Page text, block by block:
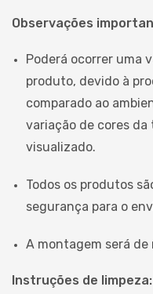
Observações
Poderá ocorrer uma
produto, devido à
comparado ao
variação de cores
visualizado.
Todos os produtos
segurança para o
A montagem será de
Instruções de limpeza: